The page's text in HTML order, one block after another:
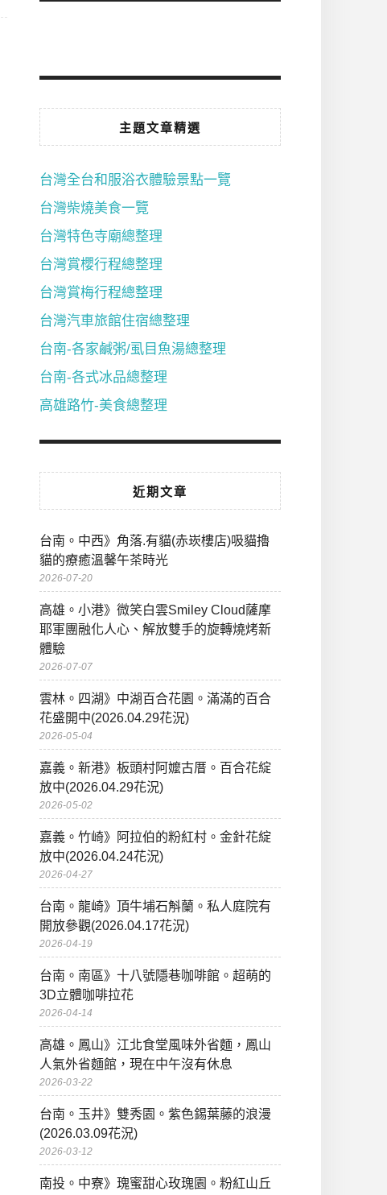
主題文章精選
台灣全台和服浴衣體驗景點一覽
台灣柴燒美食一覽
台灣特色寺廟總整理
台灣賞櫻行程總整理
台灣賞梅行程總整理
台灣汽車旅館住宿總整理
台南-各家鹹粥/虱目魚湯總整理
台南-各式冰品總整理
高雄路竹-美食總整理
近期文章
台南。中西》角落.有貓(赤崁樓店)吸貓擼
貓的療癒溫馨午茶時光
2026-07-20
高雄。小港》微笑白雲Smiley Cloud薩摩
耶軍團融化人心、解放雙手的旋轉燒烤新
體驗
2026-07-07
雲林。四湖》中湖百合花園。滿滿的百合
花盛開中(2026.04.29花況)
2026-05-04
嘉義。新港》板頭村阿嬤古厝。百合花綻
放中(2026.04.29花況)
2026-05-02
嘉義。竹崎》阿拉伯的粉紅村。金針花綻
放中(2026.04.24花況)
2026-04-27
台南。龍崎》頂牛埔石斛蘭。私人庭院有
開放參觀(2026.04.17花況)
2026-04-19
台南。南區》十八號隱巷咖啡館。超萌的
3D立體咖啡拉花
2026-04-14
高雄。鳳山》江北食堂風味外省麵，鳳山
人氣外省麵館，現在中午沒有休息
2026-03-22
台南。玉井》雙秀園。紫色錫葉藤的浪漫
(2026.03.09花況)
2026-03-12
南投。中寮》瑰蜜甜心玫瑰園。粉紅山丘